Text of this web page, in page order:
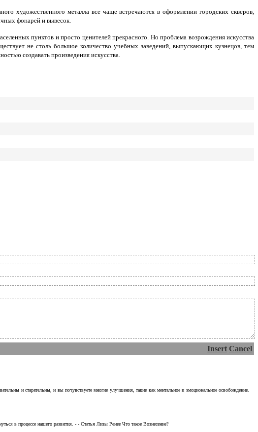
художественного металла все чаще встречаются в оформлении городских скверов,
фонарей и вывесок.
пунктов и просто ценителей прекрасного. Но проблема возрождения искусства
не столь большое количество учебных заведений, выпускающих кузнецов, тем
создавать произведения искусства.
Insert Cancel
и старательны, и вы почувствуете многие улучшения, такие как ментальное и эмоциональное освобождение.
в процессе нашего развития. - - Статья Лизы Ренее Что такое Вознесение?